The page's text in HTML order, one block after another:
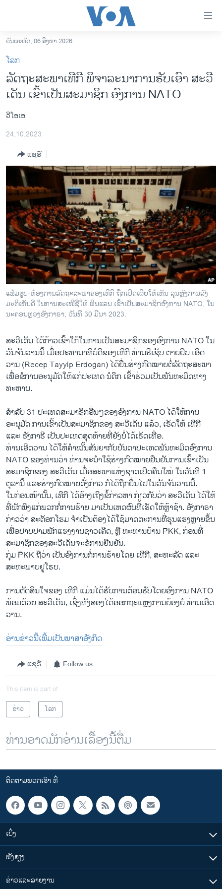
ເຂົ້າ
ຫາ
ຂ້າມ
ຂ້າມ
ຂ້າມ
ຫາ
ຊອກ
ຄົ້ນ
ລາວ
ອາເມຣິກາ
ໂລກ
ເອເຊຍ
ອິດສະຫຼະພາບດ້ານການຂ່າວ
ຊີວິດຊາວລາວ
ຊຸມຊົນຊາວລາວ
ວິທະຍາສາດ-ເທັກໂນໂລຈີ
ທຸລະກິດ
ພາສາອັງກິດ
ວີດີໂອ
ສຽງ
ລາຍການກະຈາຍສຽງ
ລາຍງານ
ພາສາຕ່າງໆ
ວັນພະຫັດ, 06 ສິງຫາ 2026
ໂລກ
ລັດຖະສະພາເທີກີ ພິຈາລະນາການຮັບເອົາ ສະວີ
ເດັນ ເຂົ້າເປັນສະມາຊິກ ອົງການ NATO
ວີໂອເອ
24,10,2023
ແຊຣ໌
ແຟ້ມຮູບ-ຫ້ອງການລັດຖະສະພາຂອງເທີກີ ຖືກເປີດເຜີຍໃຫ້ເຫັນ ລຸນຫຼັງການລົງ
ມະຕິເຫັນດີ ໃນການສະເໜີຊື່ໃຫ້ ຟິນແລນ ເຂົ້າເປັນສະມາຊິກອົງການ NATO, ໃນ
ນະຄອນຫຼວງອັງກາຣາ, ວັນທີ 30 ມີນາ 2023.
ສະວີເດັນ ໄດ້ກ້າວເຂົ້າໃກ້ໃນການເປັນສະມາຊິກຂອງອົງການ NATO ໃນ
ວັນຈັນວານນີ້ ເມື່ອປະທານາທິບໍດີຂອງເທີກີ ທ່ານຣີເຊັບ ຕາຍຢິບ ເອີດ
ວານ (Recep Tayyip Erdogan) ໄດ້ຍື່ນຮ່າງກົດໝາຍຕໍ່ລັດຖະສະພາ
ເພື່ອຂໍການອະນຸມັດໃຫ້ແກ່ປະເທດ ນໍດິກ ເຂົ້າຮ່ວມເປັນພັນທະມິດທາງ
ທະຫານ.
ສໍາລັບ 31 ປະ​ເທດ​ສະມາຊິກອື່ນໆ​ຂອງອົງການ NATO ໄດ້​ໃຫ້ການ
ອະນຸມັດ ການເຂົ້າເປັນສະມາຊິກຂອງ ສະວີເດັນ ແລ້ວ​, ເຮັດ​ໃຫ້​ ເທີກີ ​
ແລະ​ ຮັງກາຣີ ​ເປັນ​ປະ​ເທດ​ສຸດ​ທ້າຍ​ທີ່​ຍັງ​ບໍ່ໄດ້ເຮັດເທື່ອ.
ທ່ານເອີດວານ ​ໄດ້​ໃຫ້​ຄຳ​ໝັ້ນ​ສັນຍາ​ກັບ​ບັນດາ​ປະ​ເທດ​ພັນທະ​ມິດອົງການ
NATO ຂອງ​ທ່ານ​ວ່າ ທ່ານ​ຈະ​ນຳ​ໃຊ້​ຮ່າງ​ກົດໝາຍ​ຢືນຢັນການ​ເຂົ້າ​ເປັນ​
ສະມາຊິກ​ຂອງ​ ສະ​ວີ​ເດັນ ​ເມື່ອ​ສະພາ​ແຫ່ງ​ຊາດ​ເປີດ​ຄືນ​ໃໝ່ ​ໃນ​ວັນ​ທີ 1
ຕຸລາ​ນີ້ ​ແລະ​ຮ່າງ​ກົດໝາຍ​ດັ່ງກ່າວ ກໍ​ໄດ້​ຖືກ​ຍື່ນ​ໄປໃນ​ວັນ​ຈັນ​ວານນີ້.
ໃນກ່ອນ​ໜ້າ​ນັ້ນ, ເທີກີ ໄດ້​ອ້າງເຖິງຂໍ້​ກ່າວ​ຫາ ກ່ຽວກັບວ່າ ​ສະ​ວີ​ເດັນ ​ໄດ້ໃຫ້
ທີ່ພັກພິງ​ແກ່ພວກ​ກໍ່​ການ​ຮ້າຍ ມາ​ເປັນ​ເຫດຜົນ​ທີ່ເຮັດໃຫ້​ຫຼ້າ​ຊ້າ. ອັງກາຣາ
ກ່າວວ່າ ສະຕັອກໂຮມ ຈໍາເປັນຕ້ອງໄດ້ໃຊ້ມາດຕະການທີ່ຮຸນແຮງຫຼາຍຂຶ້ນ
ເພື່ອປາບປາມພັກແຮງງານຊາວເຄີດ, ຫຼື ທະຫານບ້ານ PKK, ກ່ອນທີ່
ສະມາຊິກຂອງສະວີເດັນຈະຂໍການຢືນຢັນ.
ກຸ່ມ PKK ຖືວ່າ ​ເປັນ​ອົງການ​ກໍ່​ການ​ຮ້າຍ​ໂດຍ ເທີກີ, ສະຫະລັດ ແລະ
ສະຫະພາບຢູໂຣບ.
ການ​ຕັດສິນ​ໃຈ​ຂອງ ເທີກີ ​ແມ່ນ​ໄດ້​ຮັບ​ການ​ຕ້ອນຮັບ​ໂດຍອົງການ NATO
ພ້ອມດ້ວຍ ສະວີ​ເດັນ, ເຊິ່ງ​ທັງ​ສອງ​ໄດ້​ອອກ​ຖະ​ແຫຼ​ງການ​ຍ້ອງຍໍ​ ທ່ານເອີດ
ວານ.
ອ່ານຂ່າວນີ້ເພີ້ມເປັນພາສາອັງກິດ
ແຊຣ໌ Follow us
This item is part of
ຂ່າວ
ໂລກ
ທ່ານອາດມັກອ່ານເລື້ອງນີ້ຕື່ມ
ຕິດຕາມພວກເຮົາ ທີ່
ເບິ່ງ
ຟັງສຽງ
ຂ່າວແລະລາຍງານ